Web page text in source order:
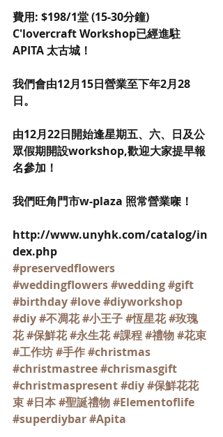
費用: $198/1堂 (15-30分鐘)
C'lovercraft Workshop已經進駐
APITA 太古城！
我們會由12月15日營業至下年2月28
日。
由12月22日開始逢星期五、六、日及公
眾假期開設workshop,歡迎大家提早報
名參加！
我們旺角門市w-plaza 照常營業㗎！
http://www.unyhk.com/catalog/in
dex.php
#preservedflowers
#weddingflowers#wedding#gift
#birthday#love#diyworkshop
#diy#不凋花#小王子#恆星花#玫瑰
花#保鮮花#永生花#課程#禮物#花束
#工作坊#手作#christmas
#christmastree#chrismasgift
#christmaspresent#diy#保鮮花花
束#日本#聖誕禮物#Elementoflife
#superdiybar#Apita